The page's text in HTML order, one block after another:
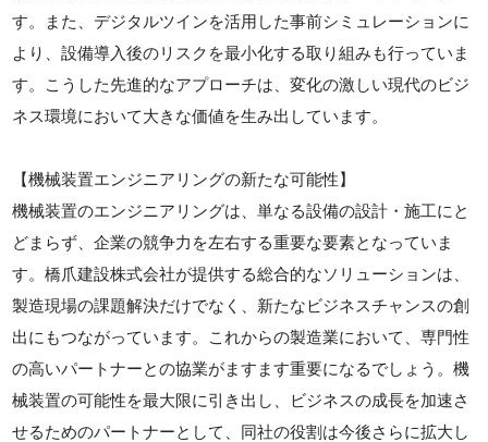
す。また、デジタルツインを活用した事前シミュレーションに
より、設備導入後のリスクを最小化する取り組みも行っていま
す。こうした先進的なアプローチは、変化の激しい現代のビジ
ネス環境において大きな価値を生み出しています。
【機械装置エンジニアリングの新たな可能性】
機械装置のエンジニアリングは、単なる設備の設計・施工にと
どまらず、企業の競争力を左右する重要な要素となっていま
す。橋爪建設株式会社が提供する総合的なソリューションは、
製造現場の課題解決だけでなく、新たなビジネスチャンスの創
出にもつながっています。これからの製造業において、専門性
の高いパートナーとの協業がますます重要になるでしょう。機
械装置の可能性を最大限に引き出し、ビジネスの成長を加速さ
せるためのパートナーとして、同社の役割は今後さらに拡大し